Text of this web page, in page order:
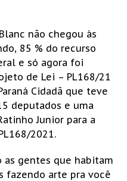
não chegou às
85 % do recurso
e só agora foi
de Lei – PL168/21
Cidadã que teve
deputados e uma
Junior para a
2021.
as gentes que habitam
fazendo arte pra você